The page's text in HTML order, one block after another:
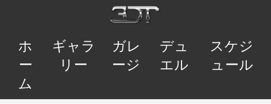
ホ
ー
ム
ギャラ
リー
ガレ
ージ
デュ
エル
スケジ
ュール